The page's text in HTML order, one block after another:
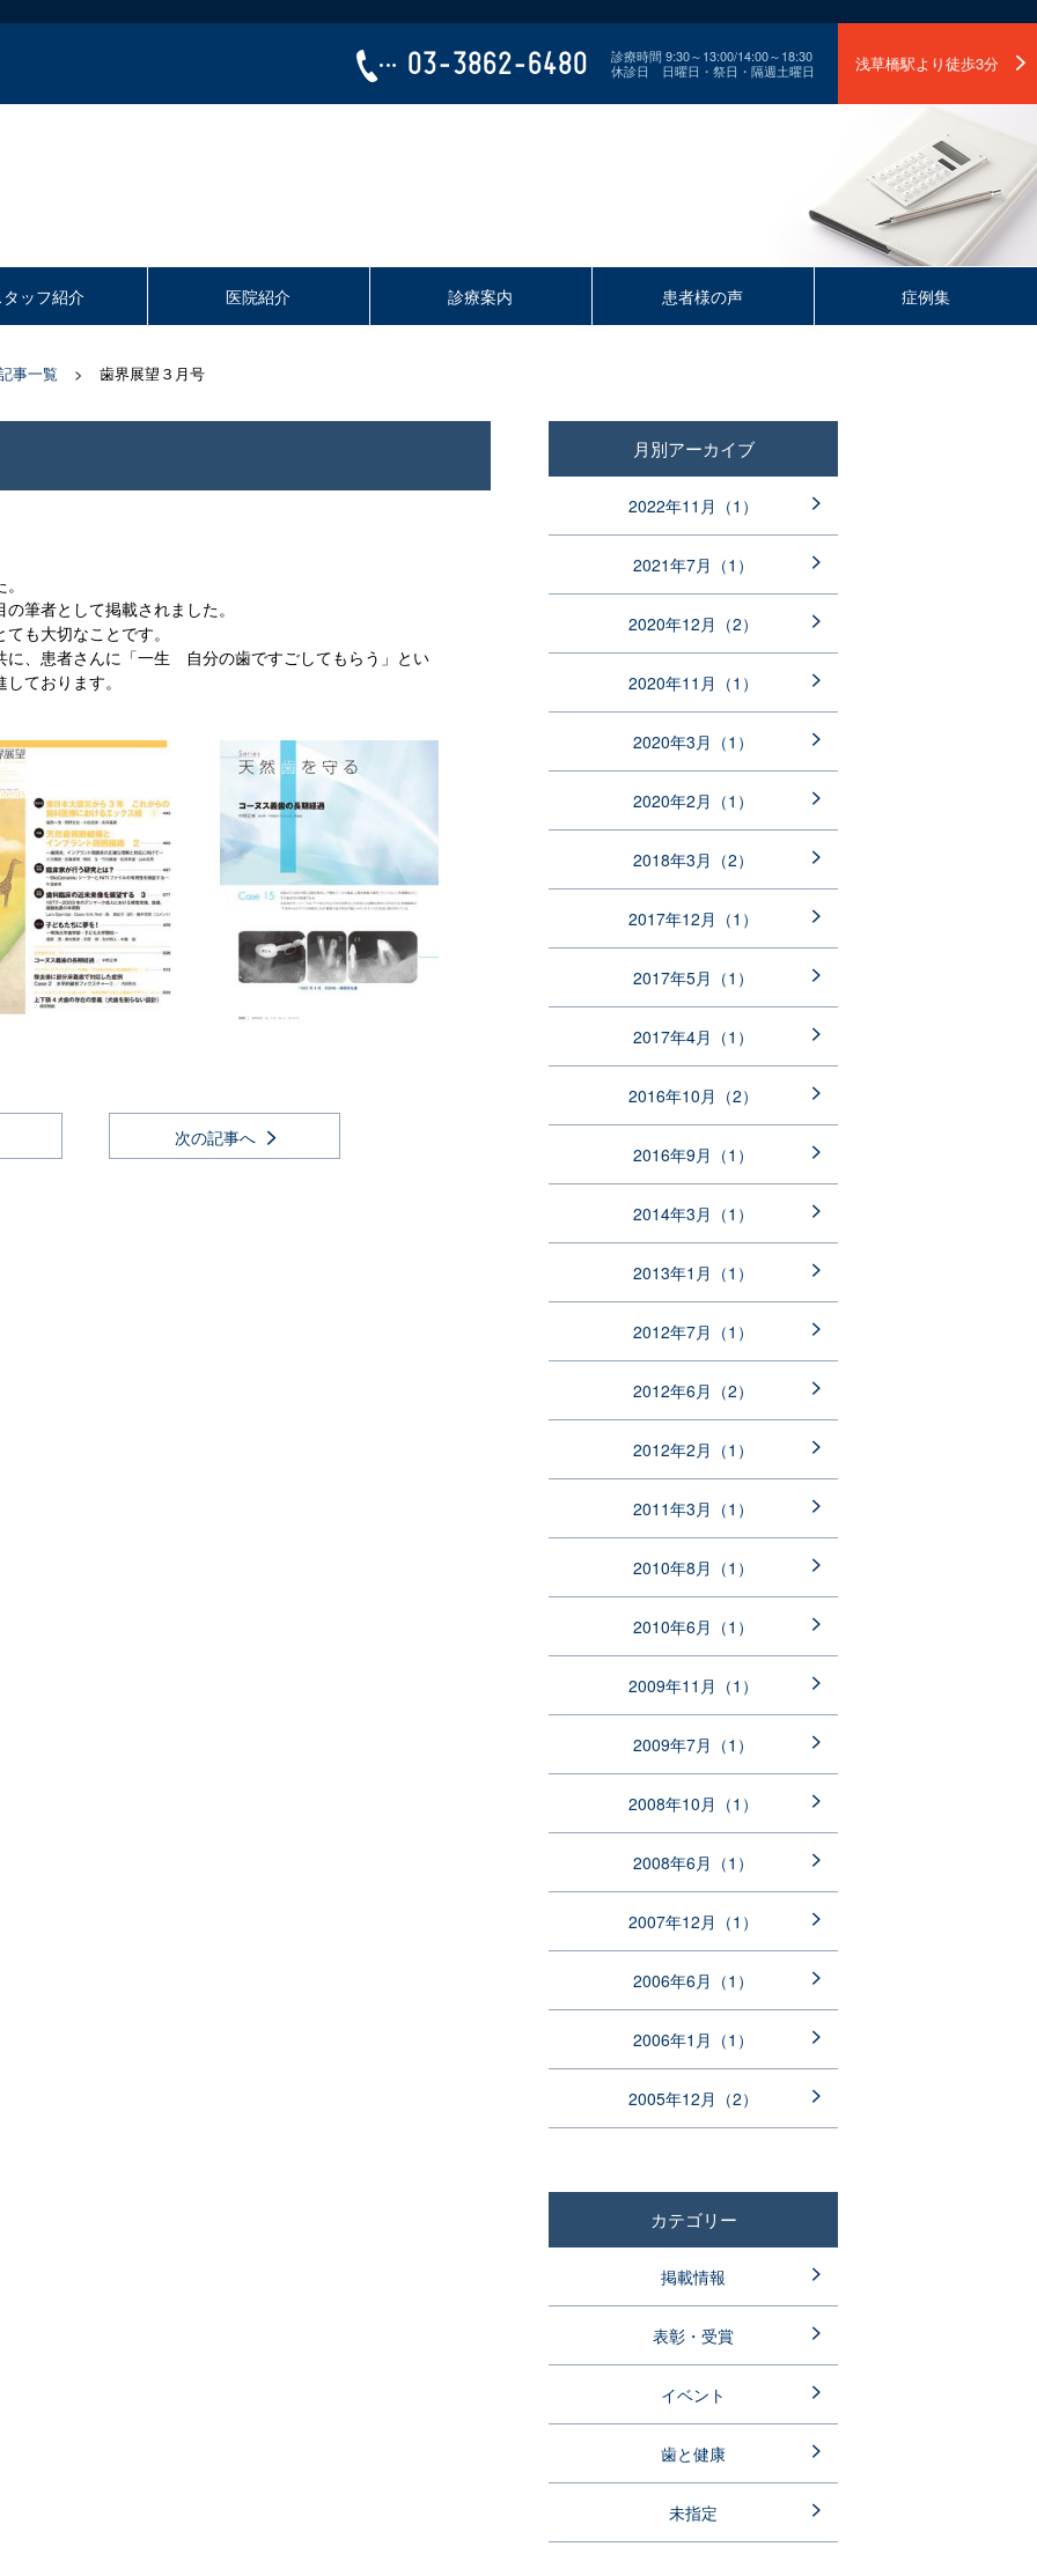
浅草橋駅より徒歩3分
診療時間 9:30～13:00/14:00～18:30
休診日 日曜日・祭日・隔週土曜日
03-3862-6480
タッフ紹介 医院紹介 診療案内 患者様の声 症例集
事一覧 歯界展望３月号
筆者として掲載されました。
も大切なことです。
に、患者さんに「一生 自分の歯ですごしてもらう」とい
ております。
次の記事へ
月別アーカイブ
2022年11月（1）
2021年7月（1）
2020年12月（2）
2020年11月（1）
2020年3月（1）
2020年2月（1）
2018年3月（2）
2017年12月（1）
2017年5月（1）
2017年4月（1）
2016年10月（2）
2016年9月（1）
2014年3月（1）
2013年1月（1）
2012年7月（1）
2012年6月（2）
2012年2月（1）
2011年3月（1）
2010年8月（1）
2010年6月（1）
2009年11月（1）
2009年7月（1）
2008年10月（1）
2008年6月（1）
2007年12月（1）
2006年6月（1）
2006年1月（1）
2005年12月（2）
カテゴリー
掲載情報
表彰・受賞
イベント
歯と健康
未指定